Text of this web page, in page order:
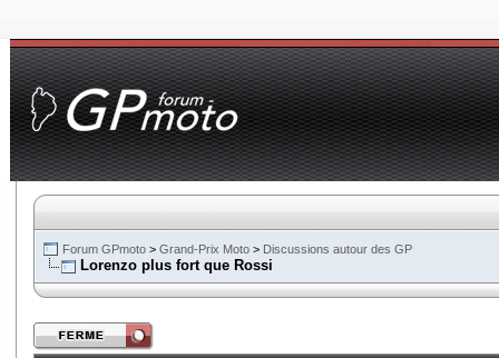
Forum GPmoto > Grand-Prix Moto > Discussions autour des GP
Lorenzo plus fort que Rossi